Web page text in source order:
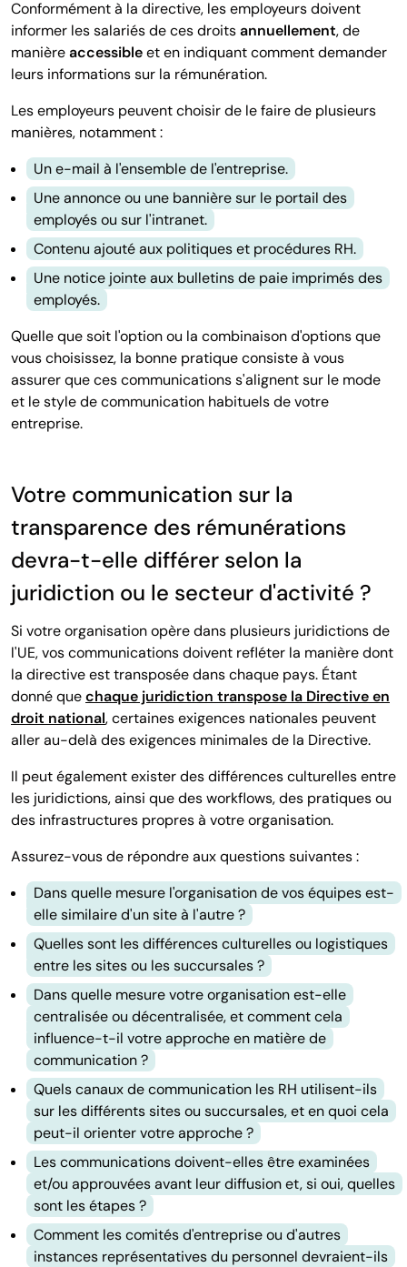
Conformément à la directive, les employeurs doivent
informer les salariés de ces droitsannuellement, de
manièreaccessibleet en indiquant comment demander
leurs informations sur la rémunération.
Les employeurs peuvent choisir de le faire de plusieurs
manières, notamment :
Un e-mail à l'ensemble de l'entreprise.
Une annonce ou une bannière sur le portail des
employés ou sur l'intranet.
Contenu ajouté aux politiques et procédures RH.
Une notice jointe aux bulletins de paie imprimés des
employés.
Quelle que soit l'option ou la combinaison d'options que
vous choisissez, la bonne pratique consiste à vous
assurer que ces communications s'alignent sur le mode
et le style de communication habituels de votre
entreprise.
Votre communication sur la
transparence des rémunérations
devra-t-elle différer selon la
juridiction ou le secteur d'activité ?
Si votre organisation opère dans plusieurs juridictions de
l'UE, vos communications doivent refléter la manière dont
la directive est transposée dans chaque pays. Étant
donné quechaque juridiction transpose la Directive en
droit national, certaines exigences nationales peuvent
aller au-delà des exigences minimales de la Directive.
Il peut également exister des différences culturelles entre
les juridictions, ainsi que des workflows, des pratiques ou
des infrastructures propres à votre organisation.
Assurez-vous de répondre aux questions suivantes :
Dans quelle mesure l'organisation de vos équipes est-
elle similaire d'un site à l'autre ?
Quelles sont les différences culturelles ou logistiques
entre les sites ou les succursales ?
Dans quelle mesure votre organisation est-elle
centralisée ou décentralisée, et comment cela
influence-t-il votre approche en matière de
communication ?
Quels canaux de communication les RH utilisent-ils
sur les différents sites ou succursales, et en quoi cela
peut-il orienter votre approche ?
Les communications doivent-elles être examinées
et/ou approuvées avant leur diffusion et, si oui, quelles
sont les étapes ?
Comment les comités d'entreprise ou d'autres
instances représentatives du personnel devraient-ils